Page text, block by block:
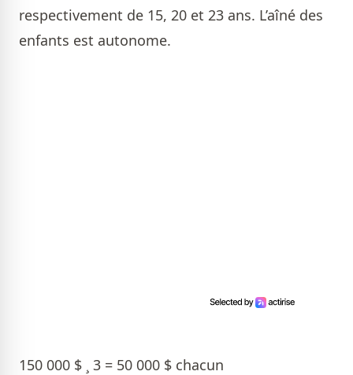
respectivement de 15, 20 et 23 ans. L’aîné des
enfants est autonome.
150 000 $ ¸ 3 = 50 000 $ chacun